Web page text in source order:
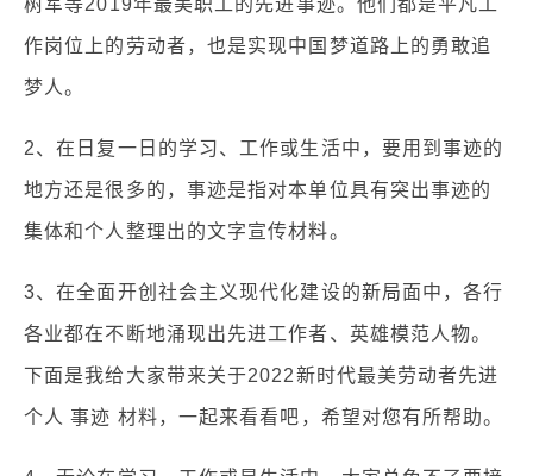
作岗位上的劳动者，也是实现中国梦道路上的勇敢追
梦人。
2、在日复一日的学习、工作或生活中，要用到事迹的
地方还是很多的，事迹是指对本单位具有突出事迹的
集体和个人整理出的文字宣传材料。
3、在全面开创社会主义现代化建设的新局面中，各行
各业都在不断地涌现出先进工作者、英雄模范人物。
下面是我给大家带来关于2022新时代最美劳动者先进
个人 事迹 材料，一起来看看吧，希望对您有所帮助。